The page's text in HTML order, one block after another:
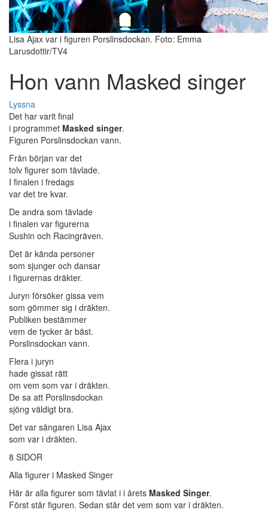
Lisa Ajax var i figuren Porslinsdockan. Foto: Emma
Larusdottir/TV4
Hon vann Masked singer
Lyssna
Det har varit final
i programmet Masked singer.
Figuren Porslinsdockan vann.
Från början var det
tolv figurer som tävlade.
I finalen i fredags
var det tre kvar.
De andra som tävlade
i finalen var figurerna
Sushin och Racingräven.
Det är kända personer
som sjunger och dansar
i figurernas dräkter.
Juryn försöker gissa vem
som gömmer sig i dräkten.
Publiken bestämmer
vem de tycker är bäst.
Porslinsdockan vann.
Flera i juryn
hade gissat rätt
om vem som var i dräkten.
De sa att Porslinsdockan
sjöng väldigt bra.
Det var sångaren Lisa Ajax
som var i dräkten.
8 SIDOR
Alla figurer i Masked Singer
Här är alla figurer som tävlat i i årets Masked Singer.
Först står figuren. Sedan står det vem som var i dräkten.